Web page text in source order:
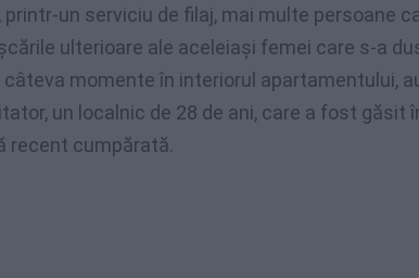
un serviciu de filaj, mai multe persoane
ulterioare ale aceleiași femei care s-a
momente în interiorul apartamentului,
un localnic de 28 de ani, care a fost găsit
recent cumpărată.